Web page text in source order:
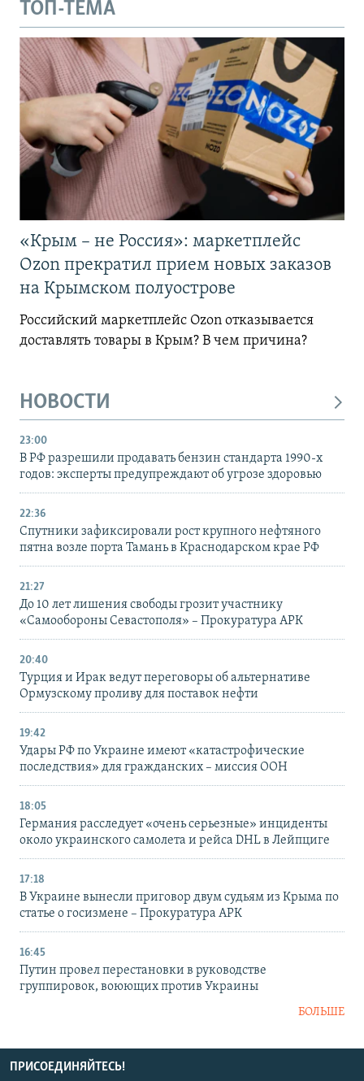
ТОП-ТЕМА
«Крым – не Россия»: маркетплейс
Ozon прекратил прием новых заказов
на Крымском полуострове
Российский маркетплейс Ozon отказывается
доставлять товары в Крым? В чем причина?
НОВОСТИ
23:00
В РФ разрешили продавать бензин стандарта 1990-х
годов: эксперты предупреждают об угрозе здоровью
22:36
Спутники зафиксировали рост крупного нефтяного
пятна возле порта Тамань в Краснодарском крае РФ
21:27
До 10 лет лишения свободы грозит участнику
«Самообороны Севастополя» – Прокуратура АРК
20:40
Турция и Ирак ведут переговоры об альтернативе
Ормузскому проливу для поставок нефти
19:42
Удары РФ по Украине имеют «катастрофические
последствия» для гражданских – миссия ООН
18:05
Германия расследует «очень серьезные» инциденты
около украинского самолета и рейса DHL в Лейпциге
17:18
В Украине вынесли приговор двум судьям из Крыма по
статье о госизмене – Прокуратура АРК
16:45
Путин провел перестановки в руководстве
группировок, воюющих против Украины
БОЛЬШЕ
ПРИСОЕДИНЯЙТЕСЬ!